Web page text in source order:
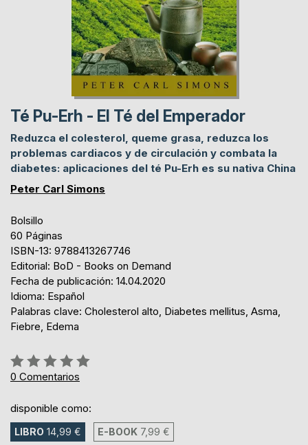
Té Pu-Erh - El Té del Emperador
Reduzca el colesterol, queme grasa, reduzca los
problemas cardiacos y de circulación y combata la
diabetes: aplicaciones del té Pu-Erh es su nativa China
Peter Carl Simons
Bolsillo
60 Páginas
ISBN-13: 9788413267746
Editorial: BoD - Books on Demand
Fecha de publicación: 14.04.2020
Idioma: Español
Palabras clave: Cholesterol alto, Diabetes mellitus, Asma,
Fiebre, Edema
Rating:
0%
0 Comentarios
disponible como:
LIBRO 14,99 € E-BOOK 7,99 €